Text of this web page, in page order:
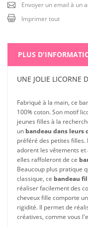
Envoyer un email à un
Imprimer tout
PLUS
UNE JOLIE LICORNE
Fabriqué à la main, ce
100% coton. Son motif
jeunes filles à la
un bandeau dans leurs
préféré des petites filles.
adorent les vêtements
elles raffoleront de ce
Beaucoup plus pratique
classique, ce bandeau
réaliser facilement des
cheveux fille comporte
rigidité. Il permet de
créatives, comme vous